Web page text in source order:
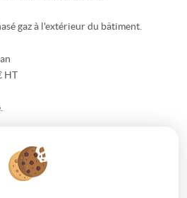
gaz à l'extérieur du bâtiment.
HT
au 07 61 24 44 10